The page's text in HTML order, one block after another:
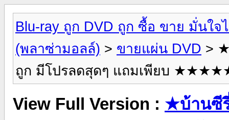
Blu-ray ถูก DVD ถูก ซื้อ ขาย มั่นใจ
(พลาซ่ามอลล์) > ขายแผ่น DVD >
ถูก มีโปรลดสุดๆ แถมเพียบ
View Full Version : ★บ้านซี